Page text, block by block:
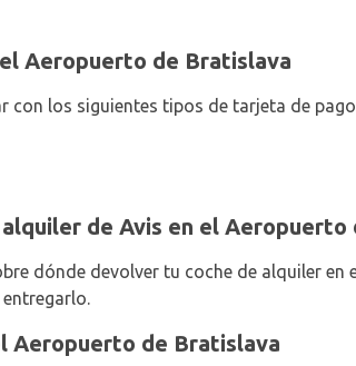
Aeropuerto de Bratislava
con los siguientes tipos de tarjeta de
de Avis en el Aeropuerto
dónde devolver tu coche de alquiler
Aeropuerto de Bratislava